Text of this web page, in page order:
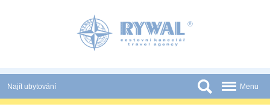
Najít ubytování
Státy
Menu